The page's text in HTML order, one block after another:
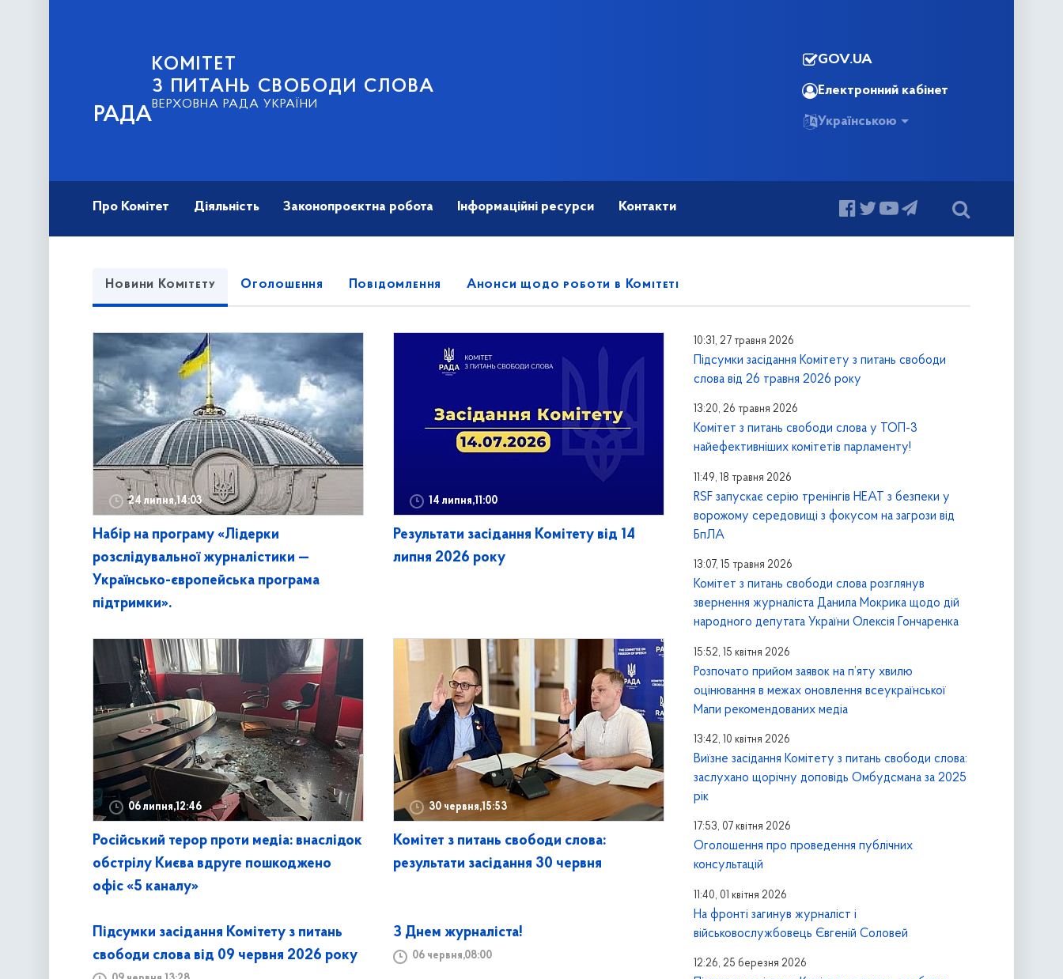
РАДА
КОМІТЕТ
З ПИТАНЬ СВОБОДИ СЛОВА
ВЕРХОВНА РАДА УКРАЇНИ
GOV.UA
Електронний кабінет
Українською
Про Комітет Діяльність Законопроєктна робота Інформаційні ресурси Контакти
Новини Комітету Оголошення Повідомлення Анонси щодо роботи в Комітеті
24 липня,14:03
Набір на програму «Лідерки
розслідувальної журналістики —
Українсько-європейська програма
підтримки».
14 липня,11:00
Результати засідання Комітету від 14
липня 2026 року
06 липня,12:46
Російський терор проти медіа: внаслідок
обстрілу Києва вдруге пошкоджено
офіс «5 каналу»
30 червня,15:53
Комітет з питань свободи слова:
результати засідання 30 червня
Підсумки засідання Комітету з питань
свободи слова від 09 червня 2026 року
З Днем журналіста!
06 червня,08:00
10:31, 27 травня 2026
Підсумки засідання Комітету з питань свободи
слова від 26 травня 2026 року
13:20, 26 травня 2026
Комітет з питань свободи слова у ТОП-3
найефективніших комітетів парламенту!
11:49, 18 травня 2026
RSF запускає серію тренінгів HEAT з безпеки у
ворожому середовищі з фокусом на загрози від
БпЛА
13:07, 15 травня 2026
Комітет з питань свободи слова розглянув
звернення журналіста Данила Мокрика щодо дій
народного депутата України Олексія Гончаренка
15:52, 15 квітня 2026
Розпочато прийом заявок на п’яту хвилю
оцінювання в межах оновлення всеукраїнської
Мапи рекомендованих медіа
13:42, 10 квітня 2026
Виїзне засідання Комітету з питань свободи слова:
заслухано щорічну доповідь Омбудсмана за 2025
рік
17:53, 07 квітня 2026
Оголошення про проведення публічних
консультацій
11:40, 01 квітня 2026
На фронті загинув журналіст і
військовослужбовець Євгеній Соловей
12:26, 25 березня 2026